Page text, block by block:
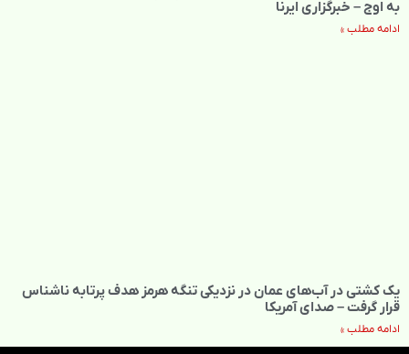
به اوج – خبرگزاری ایرنا
ادامه مطلب »
یک کشتی در آب‌های عمان در نزدیکی تنگه هرمز هدف پرتابه ناشناس
قرار گرفت – صدای آمریکا
ادامه مطلب »